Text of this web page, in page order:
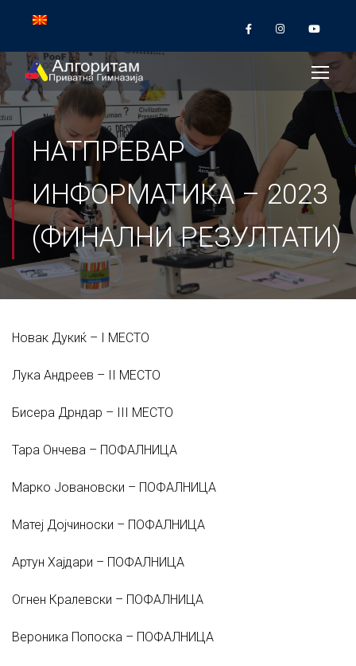
НАТПРЕВАР
ИНФОРМАТИКА – 2023
(ФИНАЛНИ РЕЗУЛТАТИ)
Новак Дукиќ – I МЕСТО
Лука Андреев – II МЕСТО
Бисера Дрндар – III МЕСТО
Тара Ончева – ПОФАЛНИЦА
Марко Јовановски – ПОФАЛНИЦА
Матеј Дојчиноски – ПОФАЛНИЦА
Артун Хајдари – ПОФАЛНИЦА
Огнен Кралевски – ПОФАЛНИЦА
Вероника Попоска – ПОФАЛНИЦА